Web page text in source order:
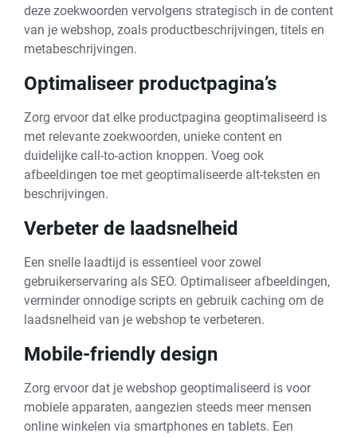
deze zoekwoorden vervolgens strategisch in de content
van je webshop, zoals productbeschrijvingen, titels en
metabeschrijvingen.
Optimaliseer productpagina’s
Zorg ervoor dat elke productpagina geoptimaliseerd is
met relevante zoekwoorden, unieke content en
duidelijke call-to-action knoppen. Voeg ook
afbeeldingen toe met geoptimaliseerde alt-teksten en
beschrijvingen.
Verbeter de laadsnelheid
Een snelle laadtijd is essentieel voor zowel
gebruikerservaring als SEO. Optimaliseer afbeeldingen,
verminder onnodige scripts en gebruik caching om de
laadsnelheid van je webshop te verbeteren.
Mobile-friendly design
Zorg ervoor dat je webshop geoptimaliseerd is voor
mobiele apparaten, aangezien steeds meer mensen
online winkelen via smartphones en tablets. Een